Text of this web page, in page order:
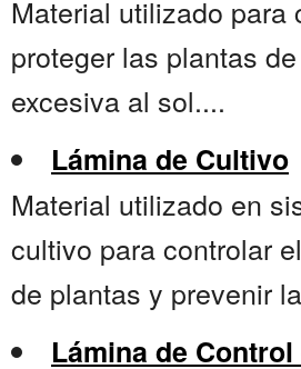
Material utilizado para
proteger las plantas
excesiva al sol....
Lámina de Cultivo
Material utilizado en
cultivo para controlar
de plantas y prevenir
Lámina de